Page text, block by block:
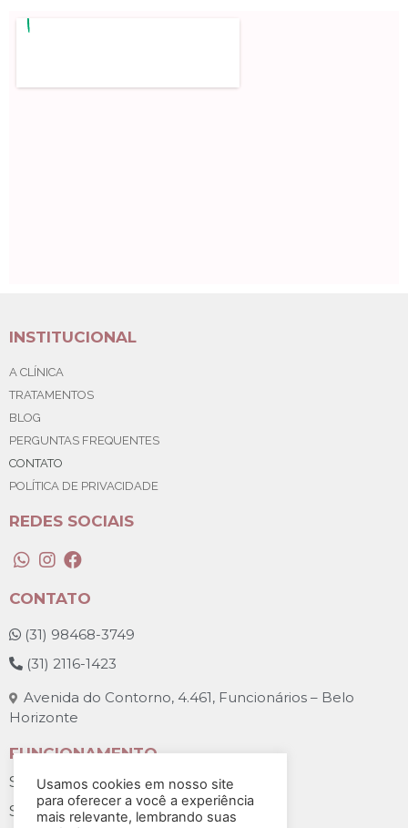
INSTITUCIONAL
A CLÍNICA
TRATAMENTOS
BLOG
PERGUNTAS FREQUENTES
CONTATO
POLÍTICA DE PRIVACIDADE
REDES SOCIAIS
CONTATO
(31) 98468-3749
(31) 2116-1423
Avenida do Contorno, 4.461, Funcionários – Belo
Horizonte
FUNCIONAMENTO
Segunda a sexta: 07h às 18h
Sábado: 07h30 às 12h
Usamos cookies em nosso site
para oferecer a você a experiência
mais relevante, lembrando suas